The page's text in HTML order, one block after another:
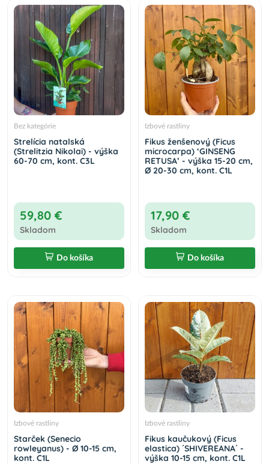
Bez kategórie
Strelícia natalská
(Strelitzia Nikolai) - výška
60-70 cm, kont. C3L
59,80 €
Skladom
Do košíka
Izbové rastliny
Fikus ženšenový (Ficus
microcarpa) ‘GINSENG
RETUSA’ - výška 15-20 cm,
Ø 20-30 cm, kont. C1L
17,90 €
Skladom
Do košíka
Izbové rastliny
Starček (Senecio
rowleyanus) - Ø 10-15 cm,
kont. C1L
Izbové rastliny
Fikus kaučukový (Ficus
elastica) ´SHIVEREANA´ -
výška 10-15 cm, kont. C1L